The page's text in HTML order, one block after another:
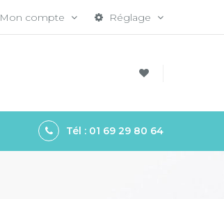
Réglage
Mon compte
Tél : 01 69 29 80 64